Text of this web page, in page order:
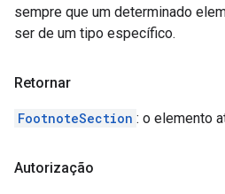
sempre que um determinado
ser de um tipo específico.
Retornar
FootnoteSection : o elemento
Autorização